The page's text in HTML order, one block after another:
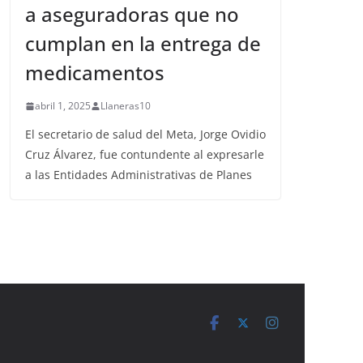
a aseguradoras que no
cumplan en la entrega de
medicamentos
abril 1, 2025 Llaneras10
El secretario de salud del Meta, Jorge Ovidio
Cruz Álvarez, fue contundente al expresarle
a las Entidades Administrativas de Planes